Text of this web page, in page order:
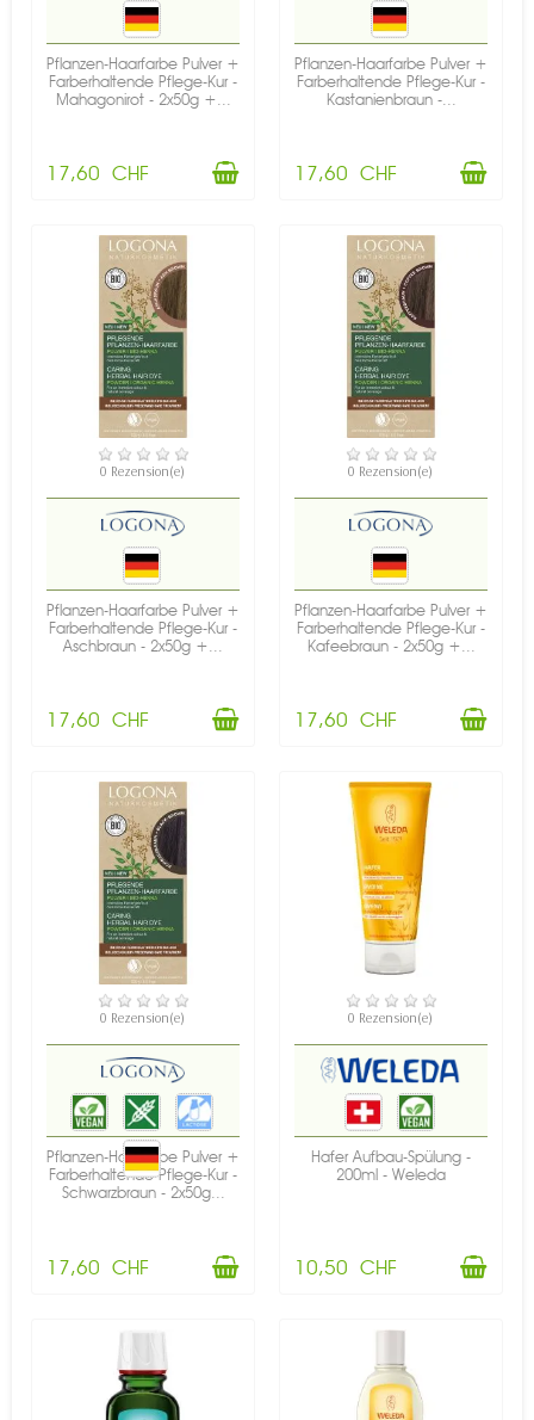
Pflanzen-Haarfarbe Pulver +
Farberhaltende Pflege-Kur -
Mahagonirot - 2x50g +...
17,60 CHF
Pflanzen-Haarfarbe Pulver +
Farberhaltende Pflege-Kur -
Kastanienbraun -...
17,60 CHF
VERFÜGBAR
0 Rezension(e)
Pflanzen-Haarfarbe Pulver +
Farberhaltende Pflege-Kur -
Aschbraun - 2x50g +...
17,60 CHF
VERFÜGBAR
0 Rezension(e)
Pflanzen-Haarfarbe Pulver +
Farberhaltende Pflege-Kur -
Kafeebraun - 2x50g +...
17,60 CHF
VERFÜGBAR
0 Rezension(e)
Pflanzen-Haarfarbe Pulver +
Farberhaltende Pflege-Kur -
Schwarzbraun - 2x50g...
17,60 CHF
VERFÜGBAR
0 Rezension(e)
Hafer Aufbau-Spülung -
200ml - Weleda
10,50 CHF